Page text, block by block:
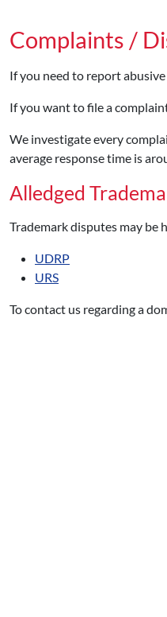
Complaints /
If you need to report
If you want to file a
We investigate every
average response time is
Alledged
Trademark disputes may be
UDRP
URS
To contact us regarding a